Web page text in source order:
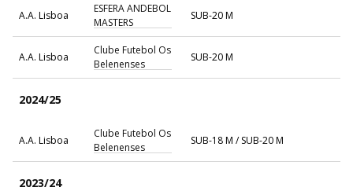
A.A. Lisboa
ESFERA ANDEBOL
MASTERS
SUB-20 M
A.A. Lisboa
Clube Futebol Os
Belenenses
SUB-20 M
2024/25
A.A. Lisboa
Clube Futebol Os
Belenenses
SUB-18 M / SUB-20 M
2023/24